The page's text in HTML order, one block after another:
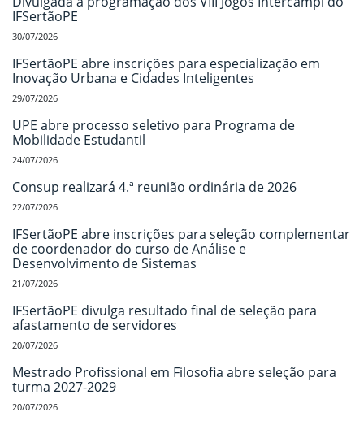
IFSertãoPE
30/07/2026
IFSertãoPE abre inscrições para especialização em
Inovação Urbana e Cidades Inteligentes
29/07/2026
UPE abre processo seletivo para Programa de
Mobilidade Estudantil
24/07/2026
Consup realizará 4.ª reunião ordinária de 2026
22/07/2026
IFSertãoPE abre inscrições para seleção complementar
de coordenador do curso de Análise e
Desenvolvimento de Sistemas
21/07/2026
IFSertãoPE divulga resultado final de seleção para
afastamento de servidores
20/07/2026
Mestrado Profissional em Filosofia abre seleção para
turma 2027-2029
20/07/2026